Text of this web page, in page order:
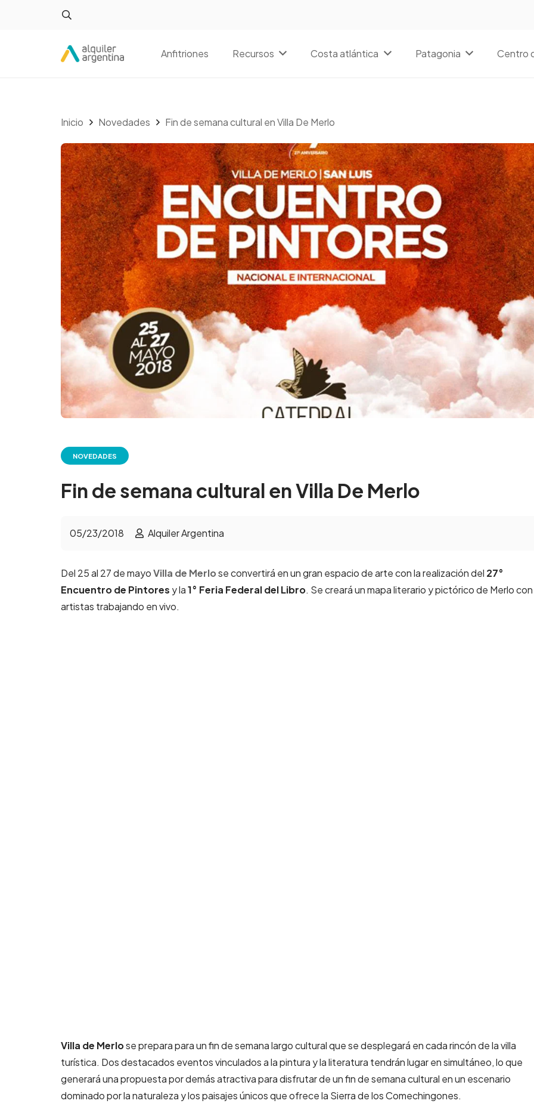
Anfitriones Recursos Costa atlántica Patagonia Centro
Inicio Novedades Fin de semana cultural en Villa De Merlo
NOVEDADES
Fin de semana cultural en Villa De Merlo
05/23/2018 Alquiler Argentina
Del 25 al 27 de mayoVilla de Merlose convertirá en un gran espacio de arte con la realización del 27°
Encuentro de Pintores y la1° Feria Federal del Libro. Se creará un mapa literario y pictórico de Merlo
artistas trabajando en vivo.
Villa de Merlose prepara para un fin de semana largo cultural que se desplegará en cada rincón de la villa
turística. Dos destacados eventos vinculados a la pintura y la literatura tendrán lugar en simultáneo, lo que
generará una propuesta por demás atractiva para disfrutar de un fin de semana cultural en un escenario
dominado por la naturaleza y los paisajes únicos que ofrece la Sierra de los Comechingones.